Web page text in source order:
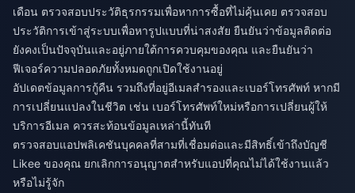
เดือน ตรวจสอบประวัติธุรกรรมเพื่อหาการซื้อที่ไม่คุ้นเคย ตรวจสอบ
ประวัติการเข้าสู่ระบบเพื่อหารูปแบบที่น่าสงสัย ยืนยันว่าข้อมูลติดต่อ
ยังคงเป็นปัจจุบันและอยู่ภายใต้การควบคุมของคุณ และยืนยันว่า
ฟีเจอร์ความปลอดภัยทั้งหมดถูกเปิดใช้งานอยู่
อัปเดตข้อมูลการกู้คืน รวมถึงที่อยู่อีเมลสำรองและเบอร์โทรศัพท์ หากมี
การเปลี่ยนแปลงในชีวิต เช่น เบอร์โทรศัพท์ใหม่หรือการเปลี่ยนผู้ให้
บริการอีเมล ควรสะท้อนข้อมูลเหล่านี้ทันที
ตรวจสอบแอปพลิเคชันบุคคลที่สามที่เชื่อมต่อและมีสิทธิ์เข้าถึงบัญชี
Likee ของคุณ ยกเลิกการอนุญาตสำหรับแอปที่คุณไม่ได้ใช้งานแล้ว
หรือไม่รู้จัก